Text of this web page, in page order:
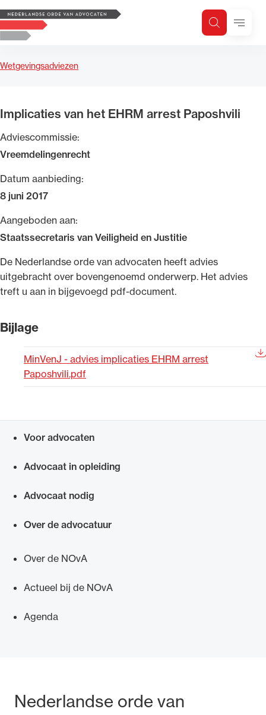
Logo, to the homepage
ZoekenMenu
Wetgevingsadviezen
Implicaties van het EHRM arrest Paposhvili
Adviescommissie:
Vreemdelingenrecht
Datum aanbieding:
8 juni 2017
Aangeboden aan:
Staatssecretaris van Veiligheid en Justitie
​De Nederlandse orde van advocaten heeft advies
uitgebracht over bovengenoemd onderwerp. Het advies
treft u aan in bijgevoegd pdf-document.
Bijlage
MinVenJ - advies implicaties EHRM arrest
Paposhvili.pdf
Voor advocaten
Advocaat in opleiding
Advocaat nodig
Over de advocatuur
Over de NOvA
Actueel bij de NOvA
Agenda
Bezoek- en postadres
Nederlandse orde van
Zoeken
Zoek op trefwoord
Uitgelicht
Van de Advocatenwet tot de Verordening op
advocatuur (Roda).
beroepsuitoefening: van de advocatenpas tot